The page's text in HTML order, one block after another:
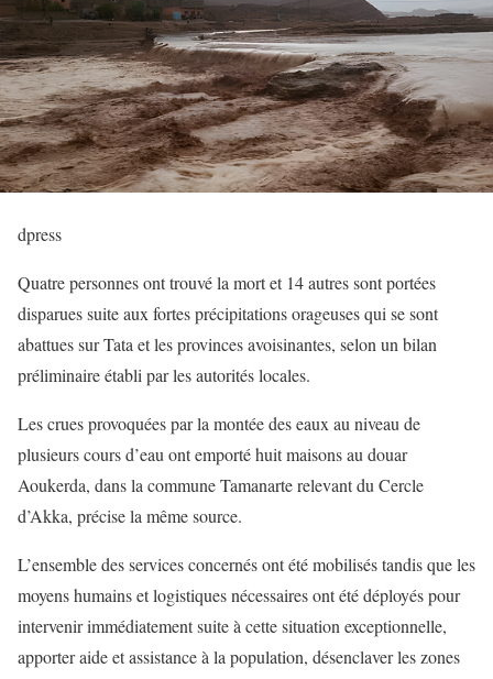
dpress
Quatre personnes ont trouvé la mort et 14 autres sont portées
disparues suite aux fortes précipitations orageuses qui se sont
abattues sur Tata et les provinces avoisinantes, selon un bilan
préliminaire établi par les autorités locales.
Les crues provoquées par la montée des eaux au niveau de
plusieurs cours d’eau ont emporté huit maisons au douar
Aoukerda, dans la commune Tamanarte relevant du Cercle
d’Akka, précise la même source.
L’ensemble des services concernés ont été mobilisés tandis que les
moyens humains et logistiques nécessaires ont été déployés pour
intervenir immédiatement suite à cette situation exceptionnelle,
apporter aide et assistance à la population, désenclaver les zones